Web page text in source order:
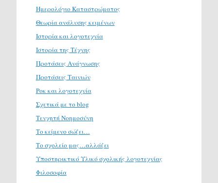
Ημερολόγιο Καταστρώματος
Θεωρία ανάλυσης κειμένων
Ιστορία και λογοτεχνία
Ιστορία της Τέχνης
Προτάσεις Ανάγνωσης
Προτάσεις Ταινιών
Ροκ και λογοτεχνία
Σχετικά με το blog
Τενχητή Νοημοσύνη
Το κείμενο σώζει…
Το σχολείο μας…αλλάζει
Υποστηρικτικό Υλικό σχολικής λογοτεχνίας
Φιλοσοφία